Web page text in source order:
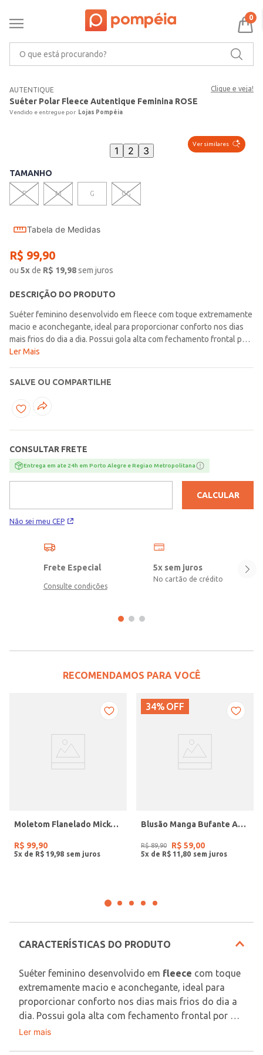
0
AUTENTIQUE Clique e veja!
Suéter Polar Fleece Autentique Feminina ROSE
Lojas Pompéia
Ver similares
1 2 3
TAMANHO
P M G GG
Tabela de Medidas
R$ 99,90
ou 5xde R$ 19,98sem juros
DESCRIÇÃO DO PRODUTO
Suéter feminino desenvolvido em fleece com toque extremamente
macio e aconchegante, ideal para proporcionar conforto nos dias
mais frios do dia a dia. Possui gola alta com fechamento frontal por
zíper e mangas longas que garantem praticidade e proteção
confortável e moderno ao mesmo tempo. Uma opção perfeita para
compor looks casuais cheios de aconchego e estilo em qualquer
ocasião!\n\nTecido: Fleece\nComposição: 95% poliéster, 05%
Ler Mais
SALVE OU COMPARTILHE
CONSULTAR FRETE
Entrega em ate 24h em Porto Alegre e Regiao Metropolitana
Não sei meu CEP
CALCULAR
Frete Especial
Consulte condições
5x sem juros
No cartão de crédito
RECOMENDAMOS PARA VOCÊ
Moletom Flanelado Mickey Feminino OFF WHITE
R$ 99,90
5x de R$ 19 98
34% OFF
Blusão Manga Bufante Autentique Feminino PRETO
R$ 89,90 R$ 59,00
5x de R$ 11 80
CARACTERÍSTICAS DO PRODUTO
Suéter feminino desenvolvido em fleece com toque
extremamente macio e aconchegante, ideal para
proporcionar conforto nos dias mais frios do dia a
dia. Possui gola alta com fechamento frontal por
zíper e mangas longas que garantem praticidade e
Tecido: Fleece
Ler mais